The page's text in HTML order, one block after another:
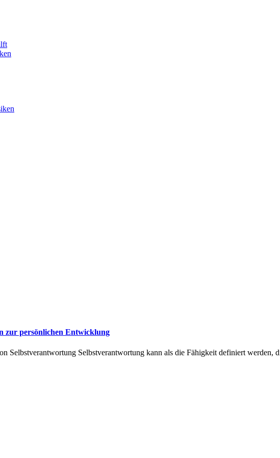
zur persönlichen Entwicklung
Selbstverantwortung Selbstverantwortung kann als die Fähigkeit definiert werden,